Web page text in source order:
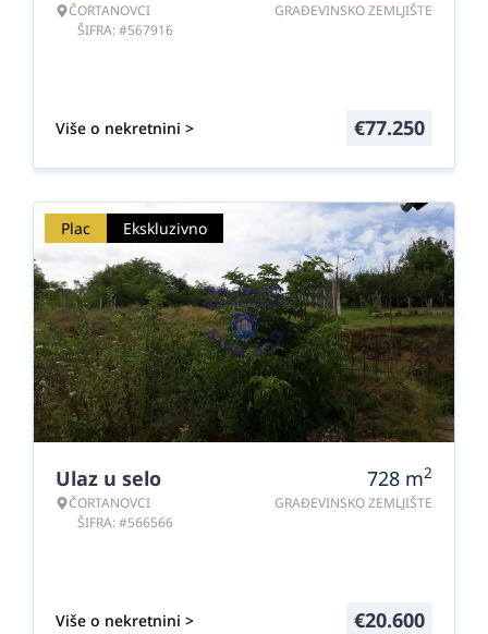
ČORTANOVCI
ŠIFRA: #567916
GRAĐEVINSKO ZEMLJIŠTE
Više o nekretnini > €77.250
Plac Ekskluzivno
Ulaz u selo
ČORTANOVCI
ŠIFRA: #566566
728 m2
GRAĐEVINSKO ZEMLJIŠTE
Više o nekretnini > €20.600